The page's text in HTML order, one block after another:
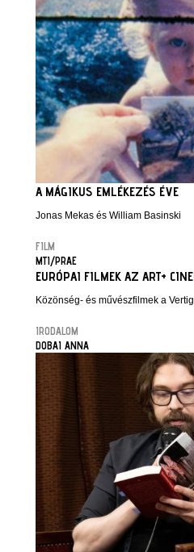
A MÁGIKUS EMLÉKEZÉS ÉVE
Jonas Mekas és William Basinski
FILM
MTI/PRAE
EURÓPAI FILMEK AZ ART+
Közönség- és művészfilmek a
IRODALOM
DOBAI ANNA